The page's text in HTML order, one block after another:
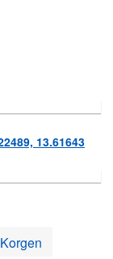
13.61643
Korgen